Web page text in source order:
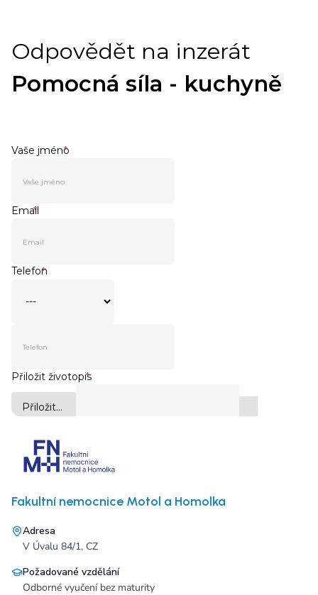
Fakultní nemocnice Motol a Homolka
Adresa
V Úvalu 84/1, CZ
Požadované vzdělání
Odborné vyučení bez maturity